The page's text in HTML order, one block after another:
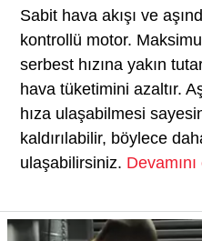
Sabit hava akışı ve
kontrollü motor.
serbest hızına yakın
hava tüketimini azaltır.
hıza ulaşabilmesi
kaldırılabilir, böylece
ulaşabilirsiniz.